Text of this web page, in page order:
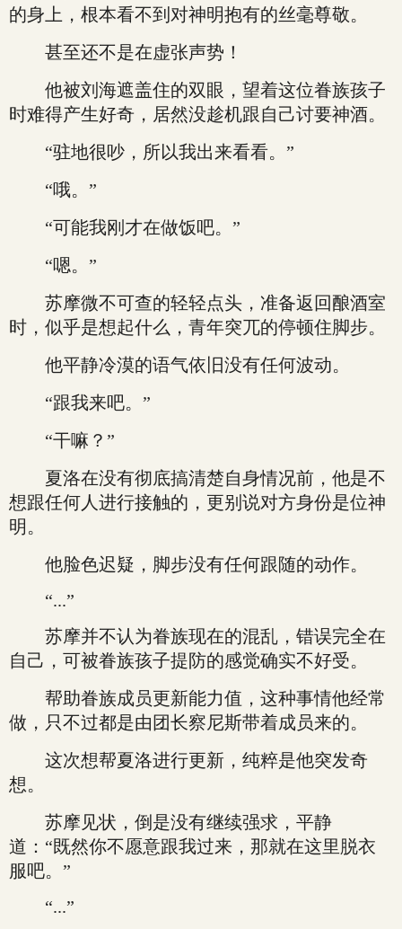
的身上，根本看不到对神明抱有的丝毫尊敬。
甚至还不是在虚张声势！
他被刘海遮盖住的双眼，望着这位眷族孩子
时难得产生好奇，居然没趁机跟自己讨要神酒。
“驻地很吵，所以我出来看看。”
“哦。”
“可能我刚才在做饭吧。”
“嗯。”
苏摩微不可查的轻轻点头，准备返回酿酒室
时，似乎是想起什么，青年突兀的停顿住脚步。
他平静冷漠的语气依旧没有任何波动。
“跟我来吧。”
“干嘛？”
夏洛在没有彻底搞清楚自身情况前，他是不
想跟任何人进行接触的，更别说对方身份是位神
明。
他脸色迟疑，脚步没有任何跟随的动作。
“...”
苏摩并不认为眷族现在的混乱，错误完全在
自己，可被眷族孩子提防的感觉确实不好受。
帮助眷族成员更新能力值，这种事情他经常
做，只不过都是由团长察尼斯带着成员来的。
这次想帮夏洛进行更新，纯粹是他突发奇
想。
苏摩见状，倒是没有继续强求，平静
道：“既然你不愿意跟我过来，那就在这里脱衣
服吧。”
“...”